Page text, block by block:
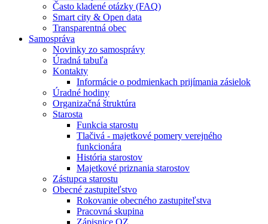
Často kladené otázky (FAQ)
Smart city & Open data
Transparentná obec
Samospráva
Novinky zo samosprávy
Úradná tabuľa
Kontakty
Informácie o podmienkach prijímania zásielok
Úradné hodiny
Organizačná štruktúra
Starosta
Funkcia starostu
Tlačivá - majetkové pomery verejného
funkcionára
História starostov
Majetkové priznania starostov
Zástupca starostu
Obecné zastupiteľstvo
Rokovanie obecného zastupiteľstva
Pracovná skupina
Zápisnice OZ